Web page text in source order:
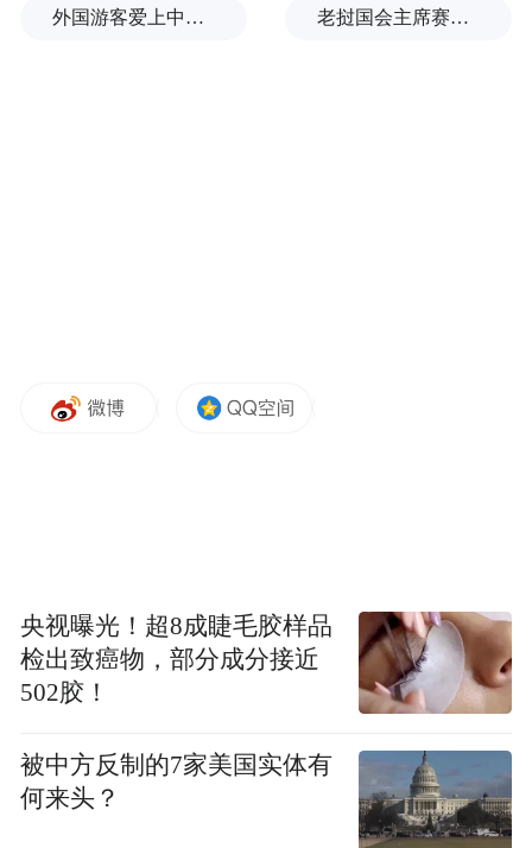
理行政执法大队副大队长张志存、机动中队
存储燃气瓶的案件过程中，未认真核查案件
事实就出具《整改复查意见书》认定已整改
到位，致使该经营部继续违规储存燃气瓶直
至2024年11月，给乐东黎族自治县燃气生产
工作造成安全隐患。2025年4月，张志存和李
飞两人分别受到党内警告、政务记过处分。
外国游客爱上中国旅拍、汉服和美甲 老挝国会主席赛宋蓬逝世
央视曝光！超8成睫毛胶样品
检出致癌物，部分成分接近
502胶！
被中方反制的7家美国实体有
何来头？